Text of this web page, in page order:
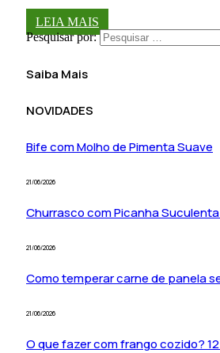
LEIA MAIS
Pesquisar por:
Saiba Mais
NOVIDADES
Bife com Molho de Pimenta Suave
21/06/2026
Churrasco com Picanha
21/06/2026
Como temperar carne de panela
21/06/2026
O que fazer com frango cozido?